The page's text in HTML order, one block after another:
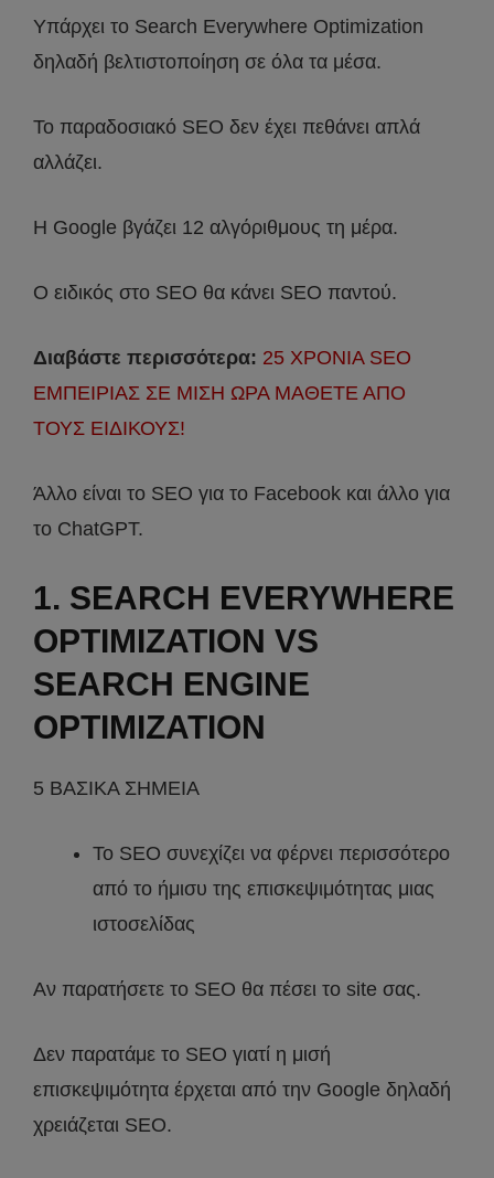
Υπάρχει το Search Everywhere Optimization
δηλαδή βελτιστοποίηση σε όλα τα μέσα.
Το παραδοσιακό SEO δεν έχει πεθάνει απλά
αλλάζει.
H Google βγάζει 12 αλγόριθμους τη μέρα.
Ο ειδικός στο SEO θα κάνει SEO παντού.
Διαβάστε περισσότερα: 25 ΧΡΟΝΙΑ SEO
ΕΜΠΕΙΡΙΑΣ ΣΕ ΜΙΣΗ ΩΡΑ ΜΑΘΕΤΕ ΑΠΟ
ΤΟΥΣ ΕΙΔΙΚΟΥΣ!
Άλλο είναι το SEO για το Facebook και άλλο για
το ChatGPT.
1. SEARCH EVERYWHERE
OPTIMIZATION VS
SEARCH ENGINE
OPTIMIZATION
5 ΒΑΣΙΚΑ ΣΗΜΕΙΑ
Το SEO συνεχίζει να φέρνει περισσότερο
από το ήμισυ της επισκεψιμότητας μιας
ιστοσελίδας
Αν παρατήσετε το SEO θα πέσει το site σας.
Δεν παρατάμε το SEO γιατί η μισή
επισκεψιμότητα έρχεται από την Google δηλαδή
χρειάζεται SEO.